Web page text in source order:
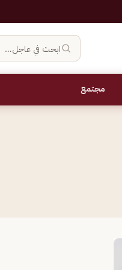
ابحث في عاجل…
مجتمع